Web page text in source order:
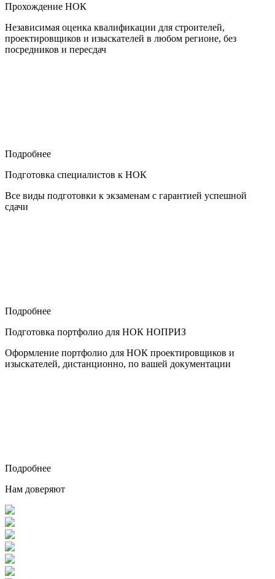
Прохождение НОК
Независимая оценка квалификации для строителей,
проектировщиков и изыскателей в любом регионе, без
посредников и пересдач
Подробнее
Подготовка специалистов к НОК
Все виды подготовки к экзаменам с гарантией успешной
сдачи
Подробнее
Подготовка портфолио для НОК НОПРИЗ
Оформление портфолио для НОК проектировщиков и
изыскателей, дистанционно, по вашей документации
Подробнее
Нам доверяют